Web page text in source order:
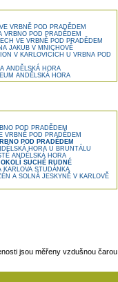
VRBNĚ POD PRADĚDEM
VRBNO POD PRADĚDEM
VE VRBNĚ POD PRADĚDEM
JAKUB V MNICHOVĚ
V KARLOVICÍCH U VRBNA POD
ANDĚLSKÁ HORA
ANDĚLSKÁ HORA
POD PRADĚDEM
VRBNĚ POD PRADĚDEM
POD PRADĚDEM
HORA U BRUNTÁLU
ANDĚLSKÁ HORA
SUCHÉ RUDNÉ
KARLOVA STUDÁNKA
A SOLNÁ JESKYNĚ V KARLOVĚ
jsou měřeny vzdušnou čarou.